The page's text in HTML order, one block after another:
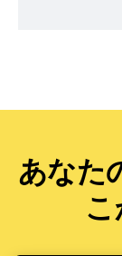
あなた